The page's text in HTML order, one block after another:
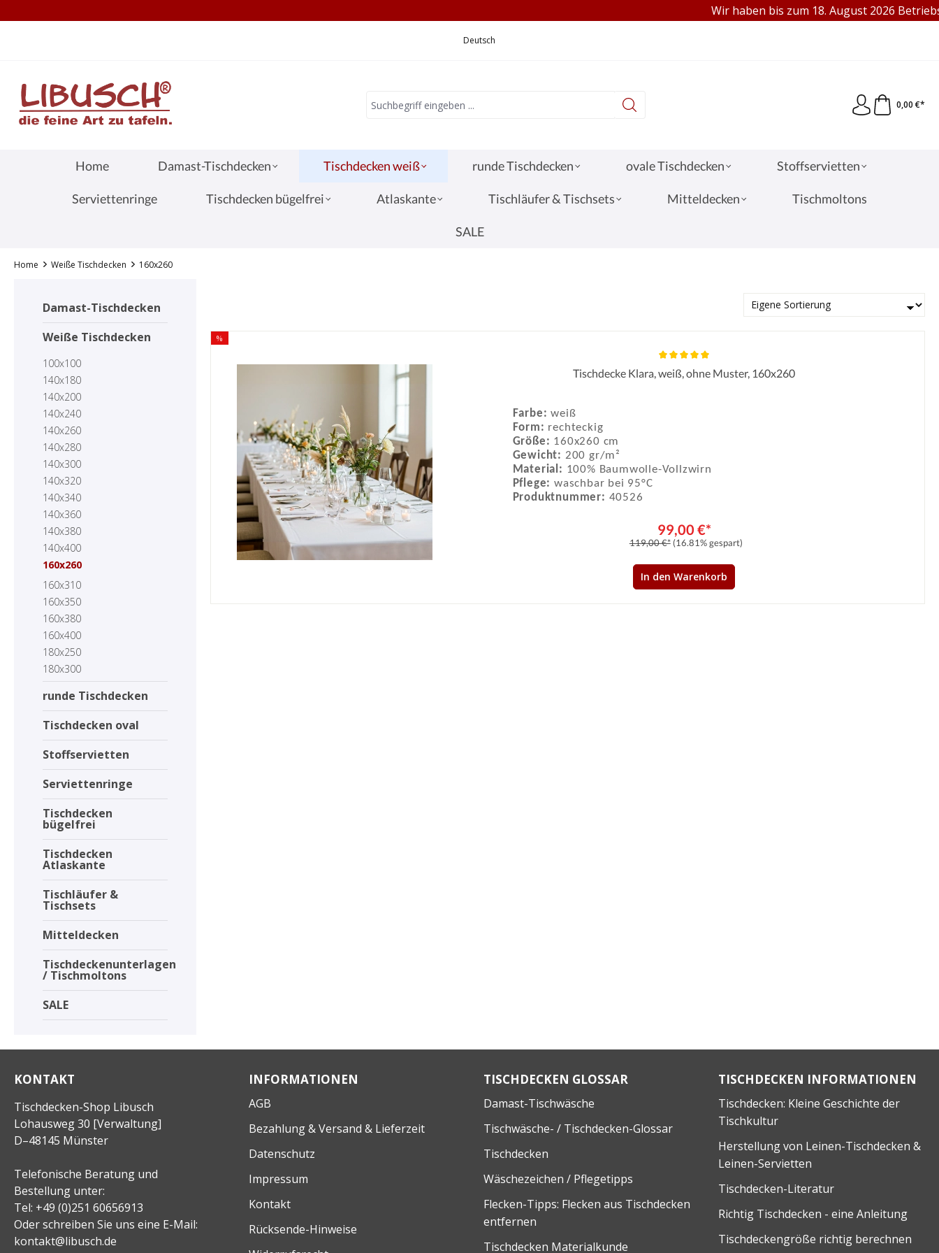
VERKAUF AN PRIVAT & GEWERBE
Wir haben bis zum 18. August 2026
Deutsch
0,00 €*
Home Damast-Tischdecken Tischdecken weiß runde Tischdecken ovale Tischdecken Stoffservietten
Serviettenringe Tischdecken bügelfrei Atlaskante Tischläufer & Tischsets Mitteldecken Tischmoltons
SALE
Home Weiße Tischdecken 160x260
Damast-Tischdecken
Weiße Tischdecken
100x100
140x180
140x200
140x240
140x260
140x280
140x300
140x320
140x340
140x360
140x380
140x400
160x260
160x310
160x350
160x380
160x400
180x250
180x300
runde Tischdecken
Tischdecken oval
Stoffservietten
Serviettenringe
Tischdecken
bügelfrei
Tischdecken
Atlaskante
Tischläufer &
Tischsets
Mitteldecken
Tischdeckenunterlagen
/ Tischmoltons
SALE
%
Durchschnittliche Bewertung von 5 von 5 Sternen
Tischdecke Klara, weiß, ohne Muster, 160x260
Farbe:weiß
Form: rechteckig
Größe: 160x260 cm
Gewicht: 200 gr/m²
Material: 100% Baumwolle-Vollzwirn
Pflege: waschbar bei 95°C
Produktnummer: 40526
99,00 €*
119,00 €* (16.81% gespart)
In den Warenkorb
KONTAKT
Tischdecken-Shop Libusch
Lohausweg 30 [Verwaltung]
D–48145 Münster
Telefonische Beratung und
Bestellung unter:
Tel: +49 (0)251 60656913
Oder schreiben Sie uns eine E-Mail:
kontakt@libusch.de
INFORMATIONEN
AGB
Bezahlung & Versand & Lieferzeit
Datenschutz
Impressum
Kontakt
Rücksende-Hinweise
TISCHDECKEN GLOSSAR
Damast-Tischwäsche
Tischwäsche- / Tischdecken-Glossar
Tischdecken
Wäschezeichen / Pflegetipps
Flecken-Tipps: Flecken aus Tischdecken
entfernen
Tischdecken Materialkunde
TISCHDECKEN INFORMATIONEN
Tischdecken: Kleine Geschichte der
Tischkultur
Herstellung von Leinen-Tischdecken &
Leinen-Servietten
Tischdecken-Literatur
Richtig Tischdecken - eine Anleitung
Tischdeckengröße richtig berechnen